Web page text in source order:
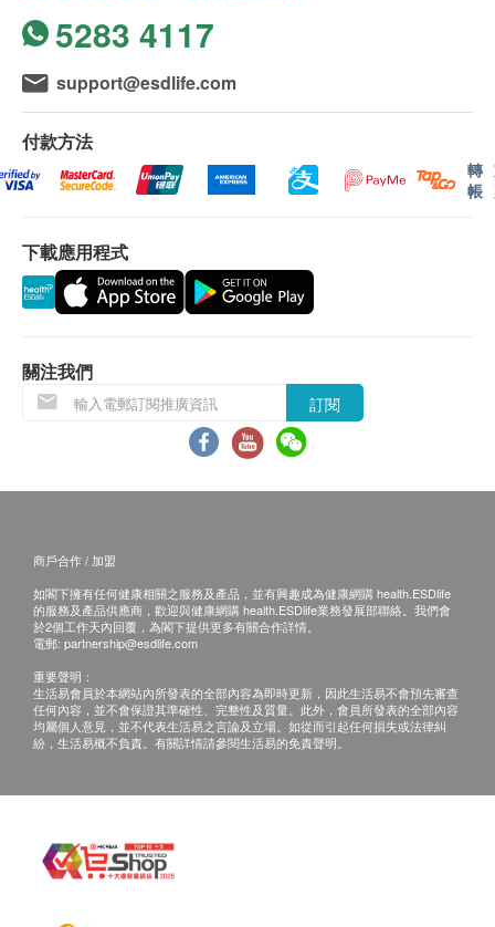
5283 4117
support@esdlife.com
付款方法
轉
帳
下載應用程式
關注我們
訂閱
商戶合作 / 加盟
如閣下擁有任何健康相關之服務及產品，並有興趣成為健康網購 health.ESDlife
的服務及產品供應商，歡迎與健康網購 health.ESDlife業務發展部聯絡。我們會
於2個工作天內回覆，為閣下提供更多有關合作詳情。
電郵: partnership@esdlife.com
重要聲明：
生活易會員於本網站內所發表的全部內容為即時更新，因此生活易不會預先審查
任何內容，並不會保證其準確性、完整性及質量。此外，會員所發表的全部內容
均屬個人意見，並不代表生活易之言論及立場。如從而引起任何損失或法律糾
紛，生活易概不負責。有關詳情請參閱生活易的免責聲明。